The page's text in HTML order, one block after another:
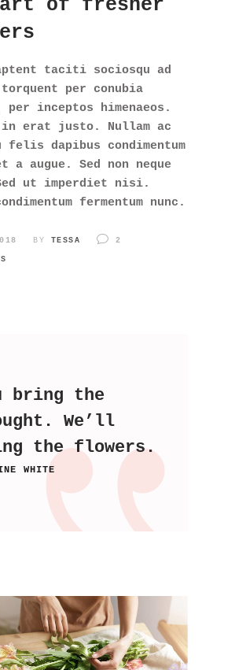
art of fresher
taciti sociosqu ad
per conubia
per inceptos himenaeos.
in erat justo. Nullam ac
felis dapibus condimentum
a augue. Sed non neque
ut imperdiet nisi.
fermentum nunc.
BY TESSA 2
bring the
We’ll
the flowers.
WHITE